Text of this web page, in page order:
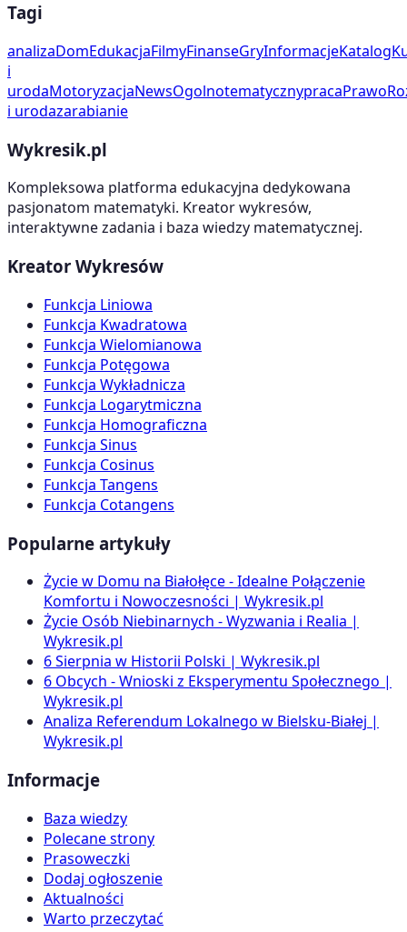
Tagi
analizaDomEdukacjaFilmyFinanseGryInformacjeKatalog
i
urodaMotoryzacjaNewsOgolnotematycznypracaPrawo
i urodazarabianie
Wykresik.pl
Kompleksowa platforma edukacyjna dedykowana
pasjonatom matematyki. Kreator wykresów,
interaktywne zadania i baza wiedzy matematycznej.
Kreator Wykresów
Funkcja Liniowa
Funkcja Kwadratowa
Funkcja Wielomianowa
Funkcja Potęgowa
Funkcja Wykładnicza
Funkcja Logarytmiczna
Funkcja Homograficzna
Funkcja Sinus
Funkcja Cosinus
Funkcja Tangens
Funkcja Cotangens
Popularne artykuły
Życie w Domu na Białołęce - Idealne Połączenie
Komfortu i Nowoczesności | Wykresik.pl
Życie Osób Niebinarnych - Wyzwania i Realia |
Wykresik.pl
6 Sierpnia w Historii Polski | Wykresik.pl
6 Obcych - Wnioski z Eksperymentu Społecznego |
Wykresik.pl
Analiza Referendum Lokalnego w Bielsku-Białej |
Wykresik.pl
Informacje
Baza wiedzy
Polecane strony
Prasoweczki
Dodaj ogłoszenie
Aktualności
Warto przeczytać